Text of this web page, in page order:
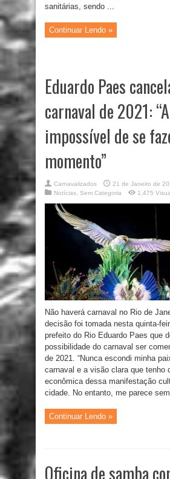
sanitárias, sendo ...
Continuar Lendo »
Eduardo Paes
carnaval de 2021:
impossível de se
momento”
Carnavalizados
21 de Janeiro de
Notícias Sem Categoria 1,475
Não haverá carnaval no Rio de
decisão foi tomada nesta quinta-
prefeito do Rio Eduardo Paes que
possibilidade do carnaval ser
de 2021. “Nunca escondi minha
carnaval e a visão clara que tenho
econômica dessa manifestação
cidade. No entanto, me parece
Continuar Lendo »
Oficina de samba